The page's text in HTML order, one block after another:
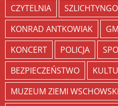
CZYTELNIA
KONRAD ANTKOWIAK
KONCERT
POLICJA
BEZPIECZEŃSTWO
MUZEUM ZIEMI